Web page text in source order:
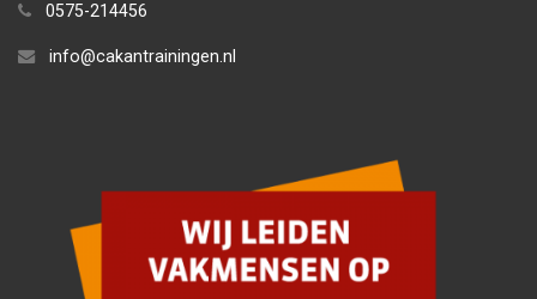
0575-214456
info@cakantrainingen.nl